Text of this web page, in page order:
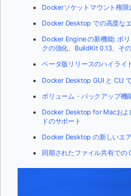
Dockerソケットマウント権
Docker Desktop での高度な
Docker Engine の新機能: ボ
クの強化、BuildKit 0.13、そ
ベータ版リリースのハイライ
Docker Desktop GUI と CLI
ボリューム・バックアップ機
Docker Desktop for Macおよ
ドのサポート
Docker Desktop の新しいエ
同期されたファイル共有での